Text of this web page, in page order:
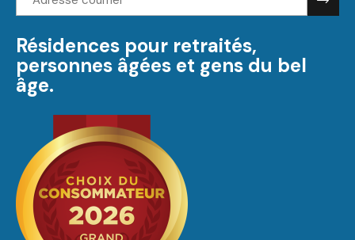
courriel:
Résidences pour retraités,
personnes âgées et gens du bel
âge.